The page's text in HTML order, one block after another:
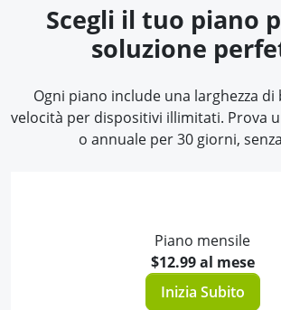
Scegli il tuo piano
soluzione
Ogni piano include una larghezza di
velocità per dispositivi illimitati. Prova
o annuale per 30 giorni,
Piano mensile
$12.99 al mese
Inizia Subito